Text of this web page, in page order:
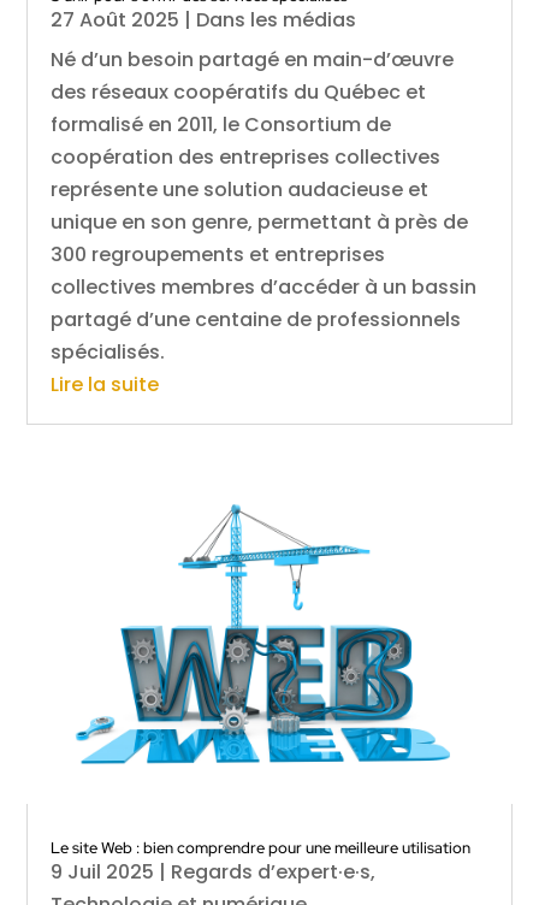
27 Août 2025 | Dans les médias
Né d’un besoin partagé en main-d’œuvre
des réseaux coopératifs du Québec et
formalisé en 2011, le Consortium de
coopération des entreprises collectives
représente une solution audacieuse et
unique en son genre, permettant à près de
300 regroupements et entreprises
collectives membres d’accéder à un bassin
partagé d’une centaine de professionnels
spécialisés.
Lire la suite
Le site Web : bien comprendre pour une meilleure utilisation
9 Juil 2025 | Regards d’expert·e·s,